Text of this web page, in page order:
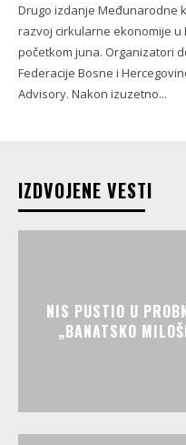
Drugo izdanje Međunarodne
razvoj cirkularne ekonomije u
početkom juna. Organizatori
Federacije Bosne i
Advisory. Nakon izuzetno...
IZDVOJENE VESTI
NIS PUSTIO U
„BANATSKO